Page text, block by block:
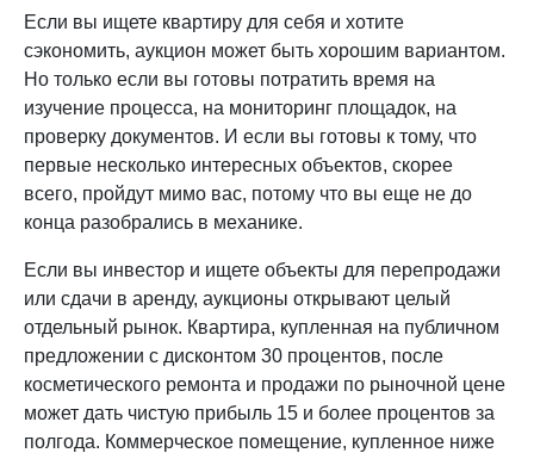
Если вы ищете квартиру для себя и хотите
сэкономить, аукцион может быть хорошим вариантом.
Но только если вы готовы потратить время на
изучение процесса, на мониторинг площадок, на
проверку документов. И если вы готовы к тому, что
первые несколько интересных объектов, скорее
всего, пройдут мимо вас, потому что вы еще не до
конца разобрались в механике.
Если вы инвестор и ищете объекты для перепродажи
или сдачи в аренду, аукционы открывают целый
отдельный рынок. Квартира, купленная на публичном
предложении с дисконтом 30 процентов, после
косметического ремонта и продажи по рыночной цене
может дать чистую прибыль 15 и более процентов за
полгода. Коммерческое помещение, купленное ниже